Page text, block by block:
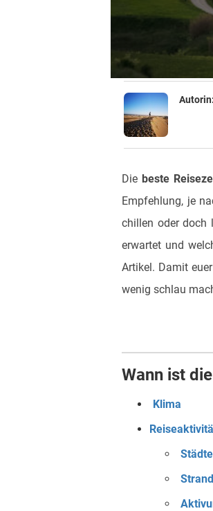
Autorin:
Diebeste
Empfehlung, je
chillen oder doch
erwartet und
Artikel. Damit euer
wenig schlau
Wann ist
Klima